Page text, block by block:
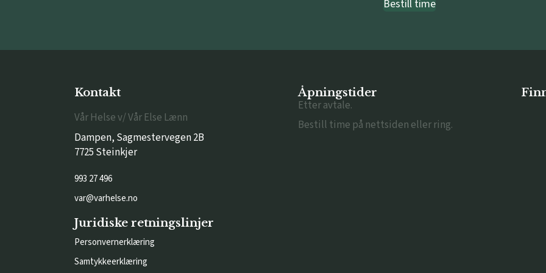
Bestill time
Kontakt
Vår Helse v/ Vår Else Lænn
Dampen, Sagmestervegen 2B
7725 Steinkjer
993 27 496
var@varhelse.no
Juridiske retningslinjer
Personvernerklæring
Samtykkeerklæring
Åpningstider
Etter avtale.
Bestill time på nettsiden eller ring.